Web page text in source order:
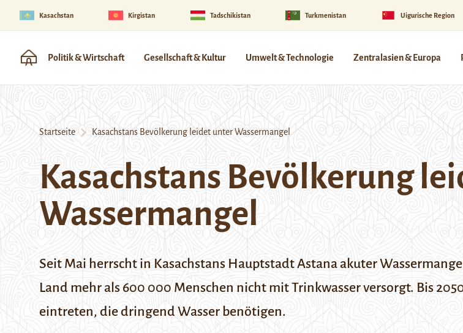
Kasachstan Kirgistan Tadschikistan Turkmenistan Uigurische Region
Politik & Wirtschaft Gesellschaft & Kultur Umwelt & Technologie Zentralasien & Europa
Startseite Kasachstans Bevölkerung leidet unter Wassermangel
Kasachstans Bevölkerung
Wassermangel
Seit Mai herrscht in Kasachstans Hauptstadt Astana akuter
Land mehr als 600 000 Menschen nicht mit Trinkwasser versorgt. Bis
eintreten, die dringend Wasser benötigen.